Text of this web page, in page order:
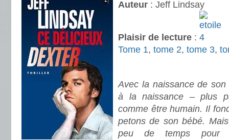
Auteur : Jeff Lindsay
Plaisir de lecture :
Tome 1, tome 2, tome 3,
Avec la naissance de
à la naissance – plus
comme être humain. Il
petons de son bébé.
peu de temps pour